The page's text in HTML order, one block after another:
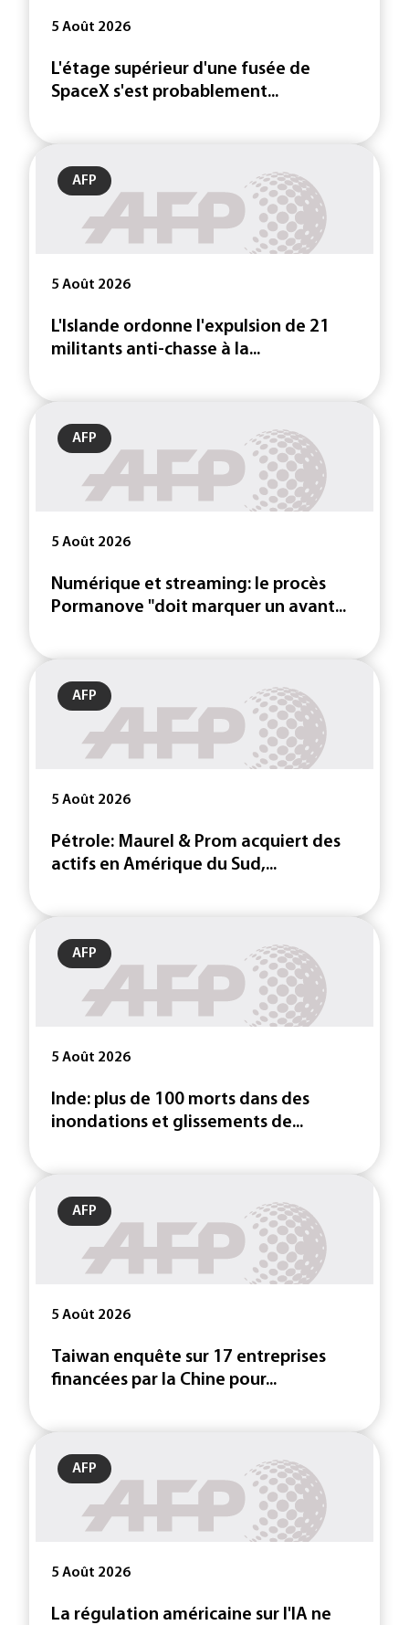
5 Août 2026
L'étage supérieur d'une fusée de
SpaceX s'est probablement...
AFP
5 Août 2026
L'Islande ordonne l'expulsion de 21
militants anti-chasse à la...
AFP
5 Août 2026
Numérique et streaming: le procès
Pormanove "doit marquer un avant...
AFP
5 Août 2026
Pétrole: Maurel & Prom acquiert des
actifs en Amérique du Sud,...
AFP
5 Août 2026
Inde: plus de 100 morts dans des
inondations et glissements de...
AFP
5 Août 2026
Taiwan enquête sur 17 entreprises
financées par la Chine pour...
AFP
5 Août 2026
La régulation américaine sur l'IA ne